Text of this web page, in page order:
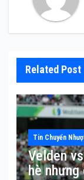
Related Post
Tin Chuyển
Velden
hè